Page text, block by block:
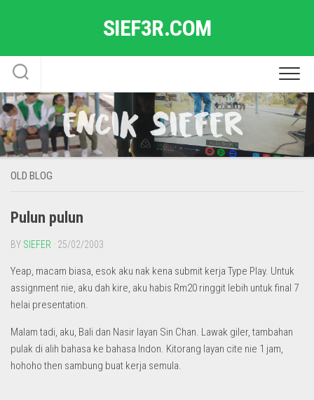
SIEF3R.COM
OLD BLOG
Pulun pulun
BY SIEFER · 25/02/2003
Yeap, macam biasa, esok aku nak kena submit kerja Type Play. Untuk
assignment nie, aku dah kire, aku habis Rm20 ringgit lebih untuk final 7
helai presentation.
Malam tadi, aku, Bali dan Nasir layan Sin Chan. Lawak giler, tambahan
pulak di alih bahasa ke bahasa Indon. Kitorang layan cite nie 1 jam,
hohoho then sambung buat kerja semula.